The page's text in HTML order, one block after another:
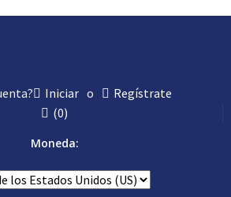
Iniciar o
Regístrate
(0)
Moneda: